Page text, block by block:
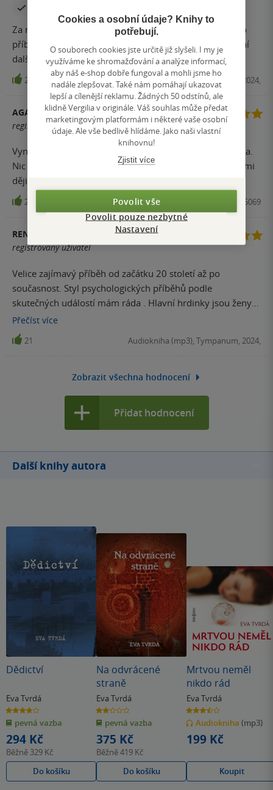
Za mě naprosto chaotická kniha. Mnoho postav, mnoho
příběhů a zatím žádná souvislost. Bohužel se asi ke čtení
dalšího dílu nedokopu.
23 Audiokniha (mp3), Tympanum, 2024,
AGATHAH
registrovaný uživatel
Vynikající kniha, skvěle popsané náročné téma Hlučínska.
Nic není černobílé, příběhy nutí k zamyšlení nad vlastními
dějinami.
23 Kniha, Littera Silesia, 2018, 9788090545069
RENATA ŠKROBALOVÁ
registrovaný uživatel
Velice zajímavý příběh od začátku 20 století až po
současnost. Styl psychologických příběhů podle
skutečných událostí mám ráda . Hlavní hrdinky jsou ženy .
Místy hodně silné , emotivní .
Přečíst více
21 Audiokniha (mp3), Tympanum, 2024,
Zobrazit všechna hodnocení
Přidat hodnocení
Další knihy autora
Dědictví
Eva Tvrdá
3.7
z
5
hvězdiček
pevná vazba
294 Kč
Běžně 329 Kč
Do košíku
Na odvrácené
straně
Eva Tvrdá
2.0
z
5
hvězdiček
pevná vazba
375 Kč
Běžně419 Kč
Do košíku
Mrtvou neměl
nikdo rád
Eva Tvrdá
3.5
z
5
hvězdiček
Audiokniha (mp3)
199 Kč
Koupit
Cookies a osobní údaje? Knihy to
potřebují.
O souborech cookies jste určitě již slyšeli. I my je
využíváme ke shromažďování a analýze informací,
aby náš e-shop dobře fungoval a mohli jsme ho
nadále zlepšovat. Také nám pomáhají ukazovat
lepší a cílenější reklamu. Žádných 50 odstínů, ale
klidně Vergilia v originále. Váš souhlas může předat
marketingovým platformám i některé vaše osobní
údaje. Ale vše bedlivě hlídáme. Jako naši vlastní
knihovnu!
Zjistit více
Povolit vše
Povolit pouze nezbytné
Nastavení